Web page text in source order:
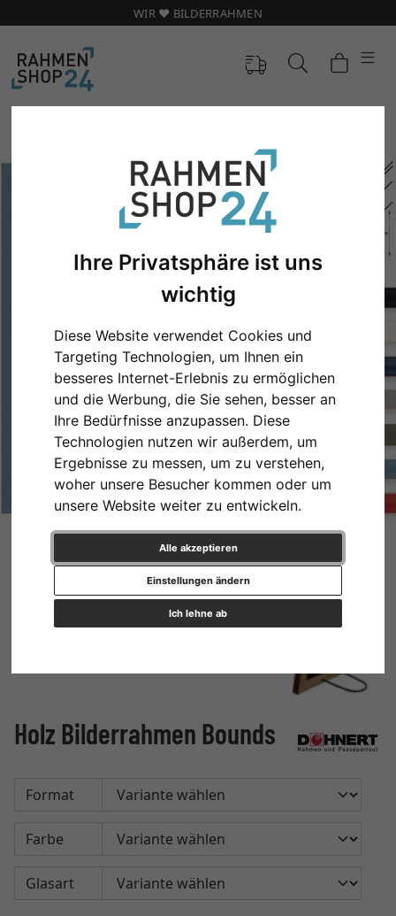
Ihre Privatsphäre ist uns
wichtig
Diese Website verwendet Cookies und
Targeting Technologien, um Ihnen ein
besseres Internet-Erlebnis zu ermöglichen
und die Werbung, die Sie sehen, besser an
Ihre Bedürfnisse anzupassen. Diese
Technologien nutzen wir außerdem, um
Ergebnisse zu messen, um zu verstehen,
woher unsere Besucher kommen oder um
unsere Website weiter zu entwickeln.
Alle akzeptieren
Ich lehne ab
Einstellungen ändern
WIR ❤️ BILDERRAHMEN
Zurück
Holz Bilderrahmen Bounds
Format
Farbe
Glasart